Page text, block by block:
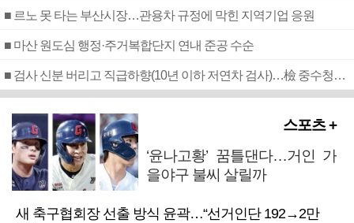
■ 르노 못 타는 부산시장…관용차 규정에 막힌 지역기업 응원
■ 마산 원도심 행정·주거복합단지 연내 준공 수순
■ 검사 신분 버리고 직급하향(10년 이하 저연차 검사)…檢 중수청행 기피
스포츠 +
‘윤나고황’ 꿈틀댄다…거인 가
을야구 불씨 살릴까
새 축구협회장 선출 방식 윤곽…“선거인단 192→2만